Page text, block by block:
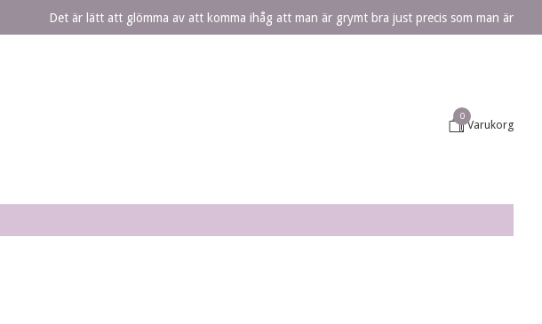
Det är lätt att glömma av att komma ihåg att man är grymt bra just precis som man är
0
Varukorg